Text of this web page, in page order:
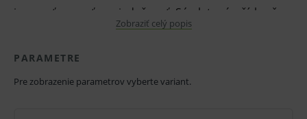
jemnosť, savosť a priedušnosť. Sú pletené v šírke, čo
zaručuje pevný a nepúšťajúci okraj.
Nesterilné.
Zobraziť celý popis
PARAMETRE
Pre zobrazenie parametrov vyberte variant.